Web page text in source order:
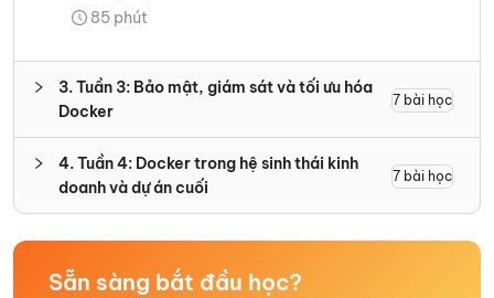
85 phút
3.Tuần 3: Bảo mật, giám sát và tối ưu hóa
Docker
7 bài học
4.Tuần 4: Docker trong hệ sinh thái kinh
doanh và dự án cuối
7 bài học
Sẵn sàng bắt đầu học?